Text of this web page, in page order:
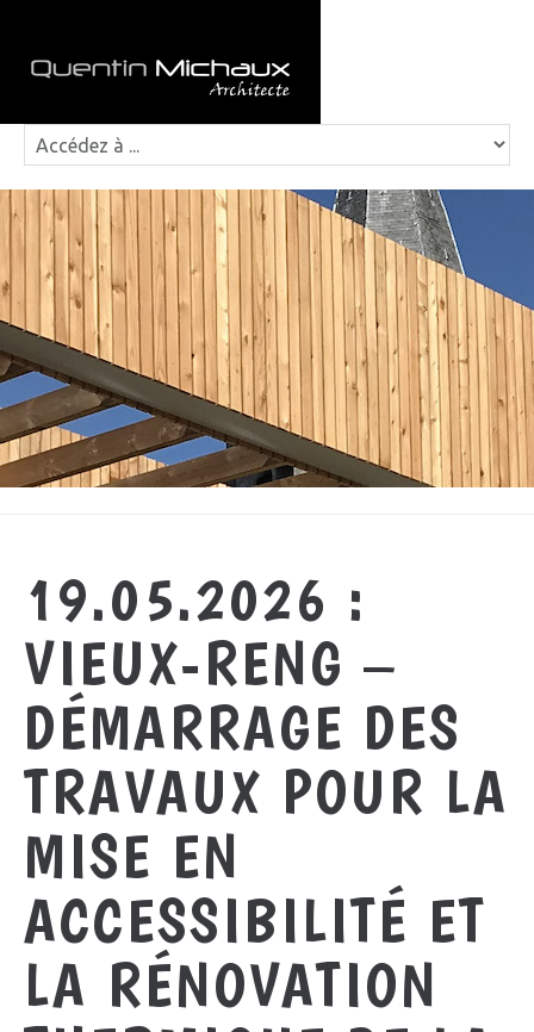
19.05.2026 :
VIEUX-RENG –
DÉMARRAGE DES
TRAVAUX POUR LA
MISE EN
ACCESSIBILITÉ ET
LA RÉNOVATION